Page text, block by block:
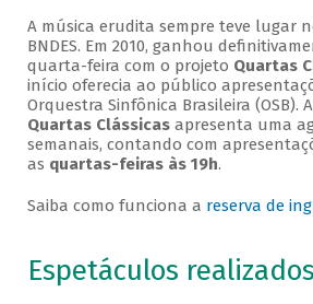
A música erudita sempre teve lugar
BNDES. Em 2010, ganhou
quarta-feira com o projeto Quartas
início oferecia ao público
Orquestra Sinfônica Brasileira (OSB).
Quartas Clássicasapresenta uma
semanais, contando com
as quartas-feiras às 19h.
Saiba como funciona a reserva de
Espetáculos realizados